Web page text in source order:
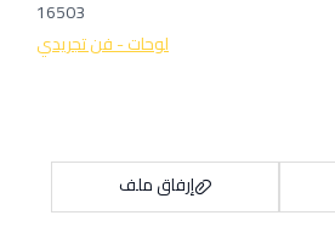
16503
لوحات - فن تجريدي
إرفاق ملف